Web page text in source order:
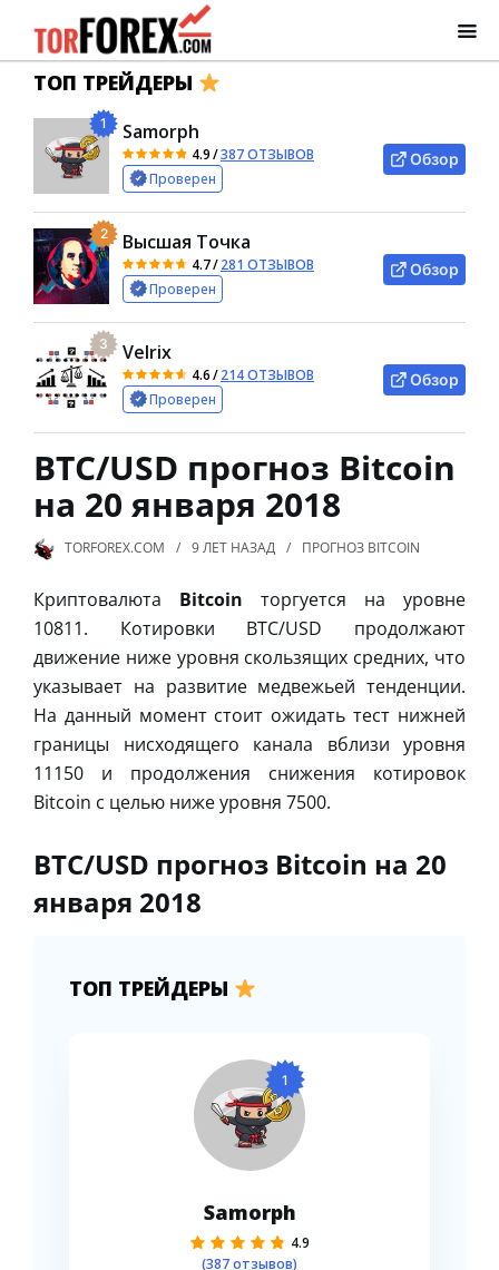
ТОП ТРЕЙДЕРЫ
1 Samorph
4.9/387 ОТЗЫВОВ
Проверен
Обзор
2 Высшая Точка
4.7/281 ОТЗЫВОВ
Проверен
Обзор
3 Velrix
4.6/214 ОТЗЫВОВ
Проверен
Обзор
BTC/USD прогноз Bitcoin
на 20 января 2018
TORFOREX.COM 9 ЛЕТ НАЗАД ПРОГНОЗ BITCOIN
Криптовалюта Bitcoin торгуется на уровне
10811. Котировки BTC/USD продолжают
движение ниже уровня скользящих средних, что
указывает на развитие медвежьей тенденции.
На данный момент стоит ожидать тест нижней
границы нисходящего канала вблизи уровня
11150 и продолжения снижения котировок
Bitcoin с целью ниже уровня 7500.
BTC/USD прогноз Bitcoin на 20
января 2018
ТОП ТРЕЙДЕРЫ
1
Samorph
4.9
(387 отзывов)